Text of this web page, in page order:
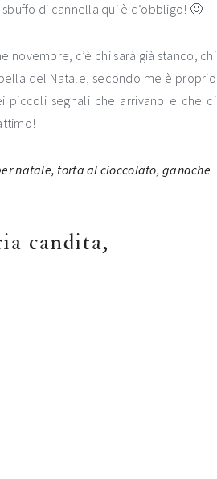
di cannella qui è d’obbligo! 🙂
novembre, c’è chi sarà già stanco, chi
del Natale, secondo me è proprio
piccoli segnali che arrivano e che ci
candita,